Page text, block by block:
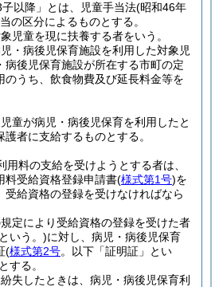
以降」とは、児童手当法(昭和46年
の区分によるものとする。
童を現に扶養する者をいう。
・病後児保育施設を利用した対象児
病後児保育施設が所在する市町の定
のうち、飲食物費及び延長料金等を
童が病児・病後児保育を利用したと
者に支給するものとする。
料の支給を受けようとする者は、
料受給資格登録申請書(様式第1号)を
受給資格の登録を受けなければなら
定により受給資格の登録を受けた者
いう。)に対し、病児・病後児保育
(様式第2号。以下「証明証」とい
する。
失したときは、病児・病後児保育利